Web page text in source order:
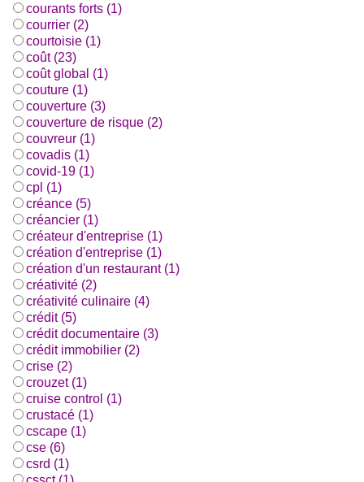
courants forts (1)
courrier (2)
courtoisie (1)
coût (23)
coût global (1)
couture (1)
couverture (3)
couverture de risque (2)
couvreur (1)
covadis (1)
covid-19 (1)
cpl (1)
créance (5)
créancier (1)
créateur d'entreprise (1)
création d'entreprise (1)
création d'un restaurant (1)
créativité (2)
créativité culinaire (4)
crédit (5)
crédit documentaire (3)
crédit immobilier (2)
crise (2)
crouzet (1)
cruise control (1)
crustacé (1)
cscape (1)
cse (6)
csrd (1)